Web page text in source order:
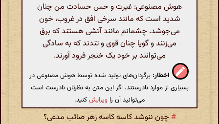
هوش مصنوعی: غیرت و حس حسادت من چنان
شدید است که مانند سرخی افق در غروب، خون
می‌جوشد. چشمانم مانند آتشی هستند که برق
می‌زنند و گویا چنان قوی و تندند که به سادگی
می‌توانند بر خود یک خنجر فرود آورند.
اخطار: برگردان‌های تولید شده توسط هوش مصنوعی در
بسیاری از موارد نادرستند. اگر این متن به نظرتان نادرست است
می‌توانید آن را ویرایشکنید.
# چون ننوشد کاسه کاسه زهر صائب مدعی؟